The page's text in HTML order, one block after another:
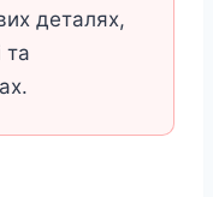
деталях,
та